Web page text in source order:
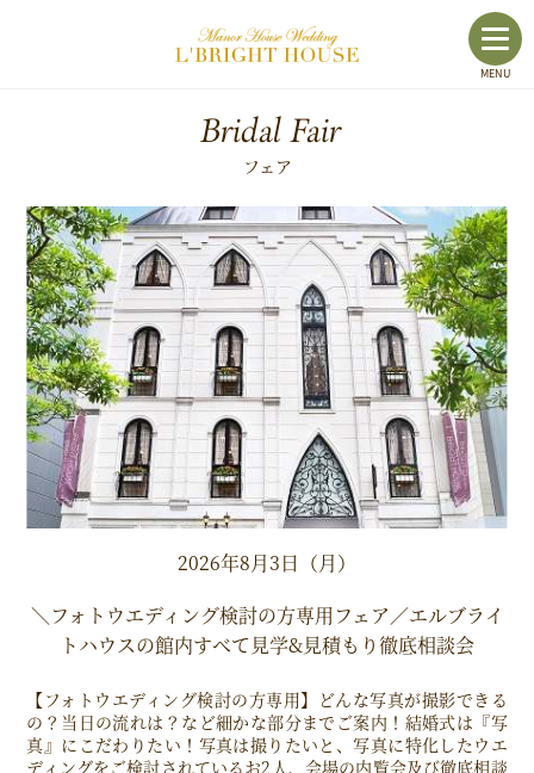
Bridal Fair
フェア
2026年8月3日（月）
＼フォトウエディング検討の方専用フェア／エルブライ
トハウスの館内すべて見学&見積もり徹底相談会
【フォトウエディング検討の方専用】どんな写真が撮影できる
の？当日の流れは？など細かな部分までご案内！結婚式は『写
真』にこだわりたい！写真は撮りたいと、写真に特化したウエ
ディングをご検討されているお2人、会場の内覧会及び徹底相談
MENU